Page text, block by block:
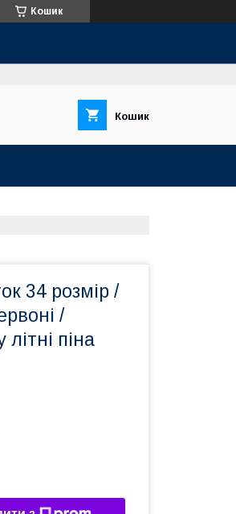
Кошик
Кошик
34 розмір /
/
піна